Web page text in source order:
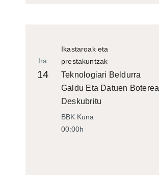
Ikastaroak eta
prestakuntzak
Ira
14
Teknologiari Beldurra
Galdu Eta Datuen Boterea
Deskubritu
BBK Kuna
00:00h